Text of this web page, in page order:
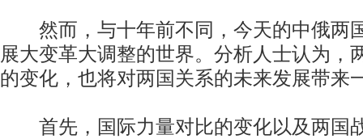
然而，与十年前不同，今天的中俄两
展大变革大调整的世界。分析人士认为，
的变化，也将对两国关系的未来发展带来
首先，国际力量对比的变化以及两国